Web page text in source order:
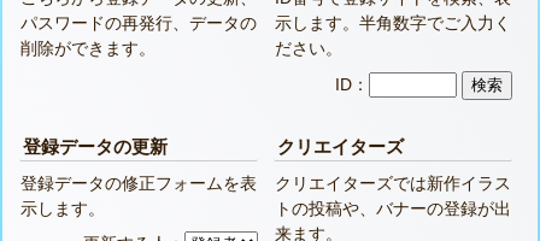
パスワードの再発行、データの
削除ができます。
示します。半角数字でご入力く
ださい。
ID：
登録データの更新
登録データの修正フォームを表
示します。
クリエイターズ
クリエイターズでは新作イラス
トの投稿や、バナーの登録が出
来ます。